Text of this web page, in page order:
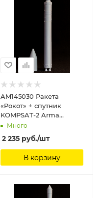
AM145030 Ракета
«Рокот» + спутник
KOMPSAT-2 Arma
Models, 1/144
Много
2 235руб./шт
В корзину